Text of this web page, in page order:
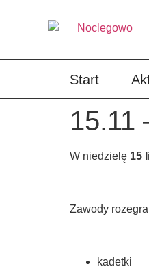
Start
15.11
W niedzielę 15
Zawody
kadetki